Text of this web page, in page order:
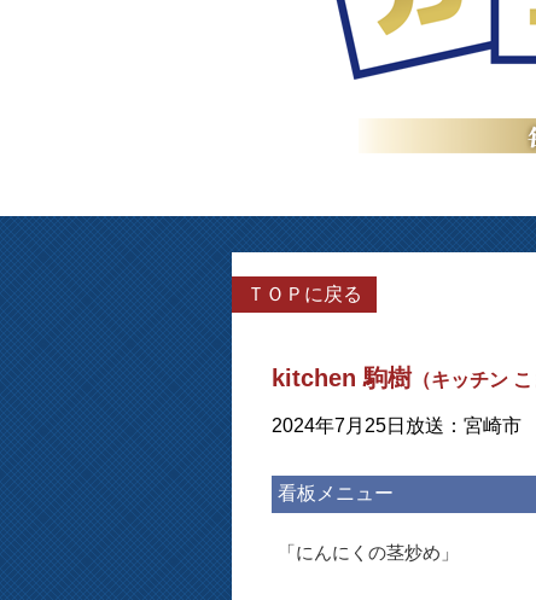
ＴＯＰに戻る
kitchen 駒樹（キッチン こ
2024年7月25日放送：宮崎市
看板メニュー
「にんにくの茎炒め」